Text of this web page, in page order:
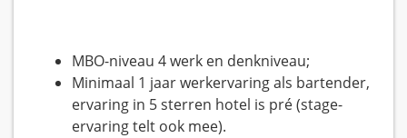
MBO-niveau 4 werk en denkniveau;
Minimaal 1 jaar werkervaring als bartender,
ervaring in 5 sterren hotel is pré (stage-
ervaring telt ook mee).